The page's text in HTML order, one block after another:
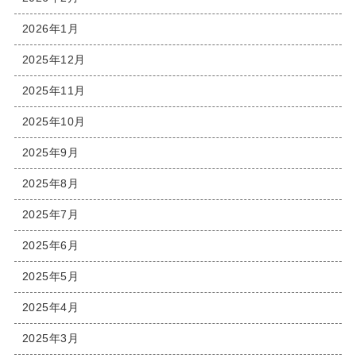
2026年1月
2025年12月
2025年11月
2025年10月
2025年9月
2025年8月
2025年7月
2025年6月
2025年5月
2025年4月
2025年3月